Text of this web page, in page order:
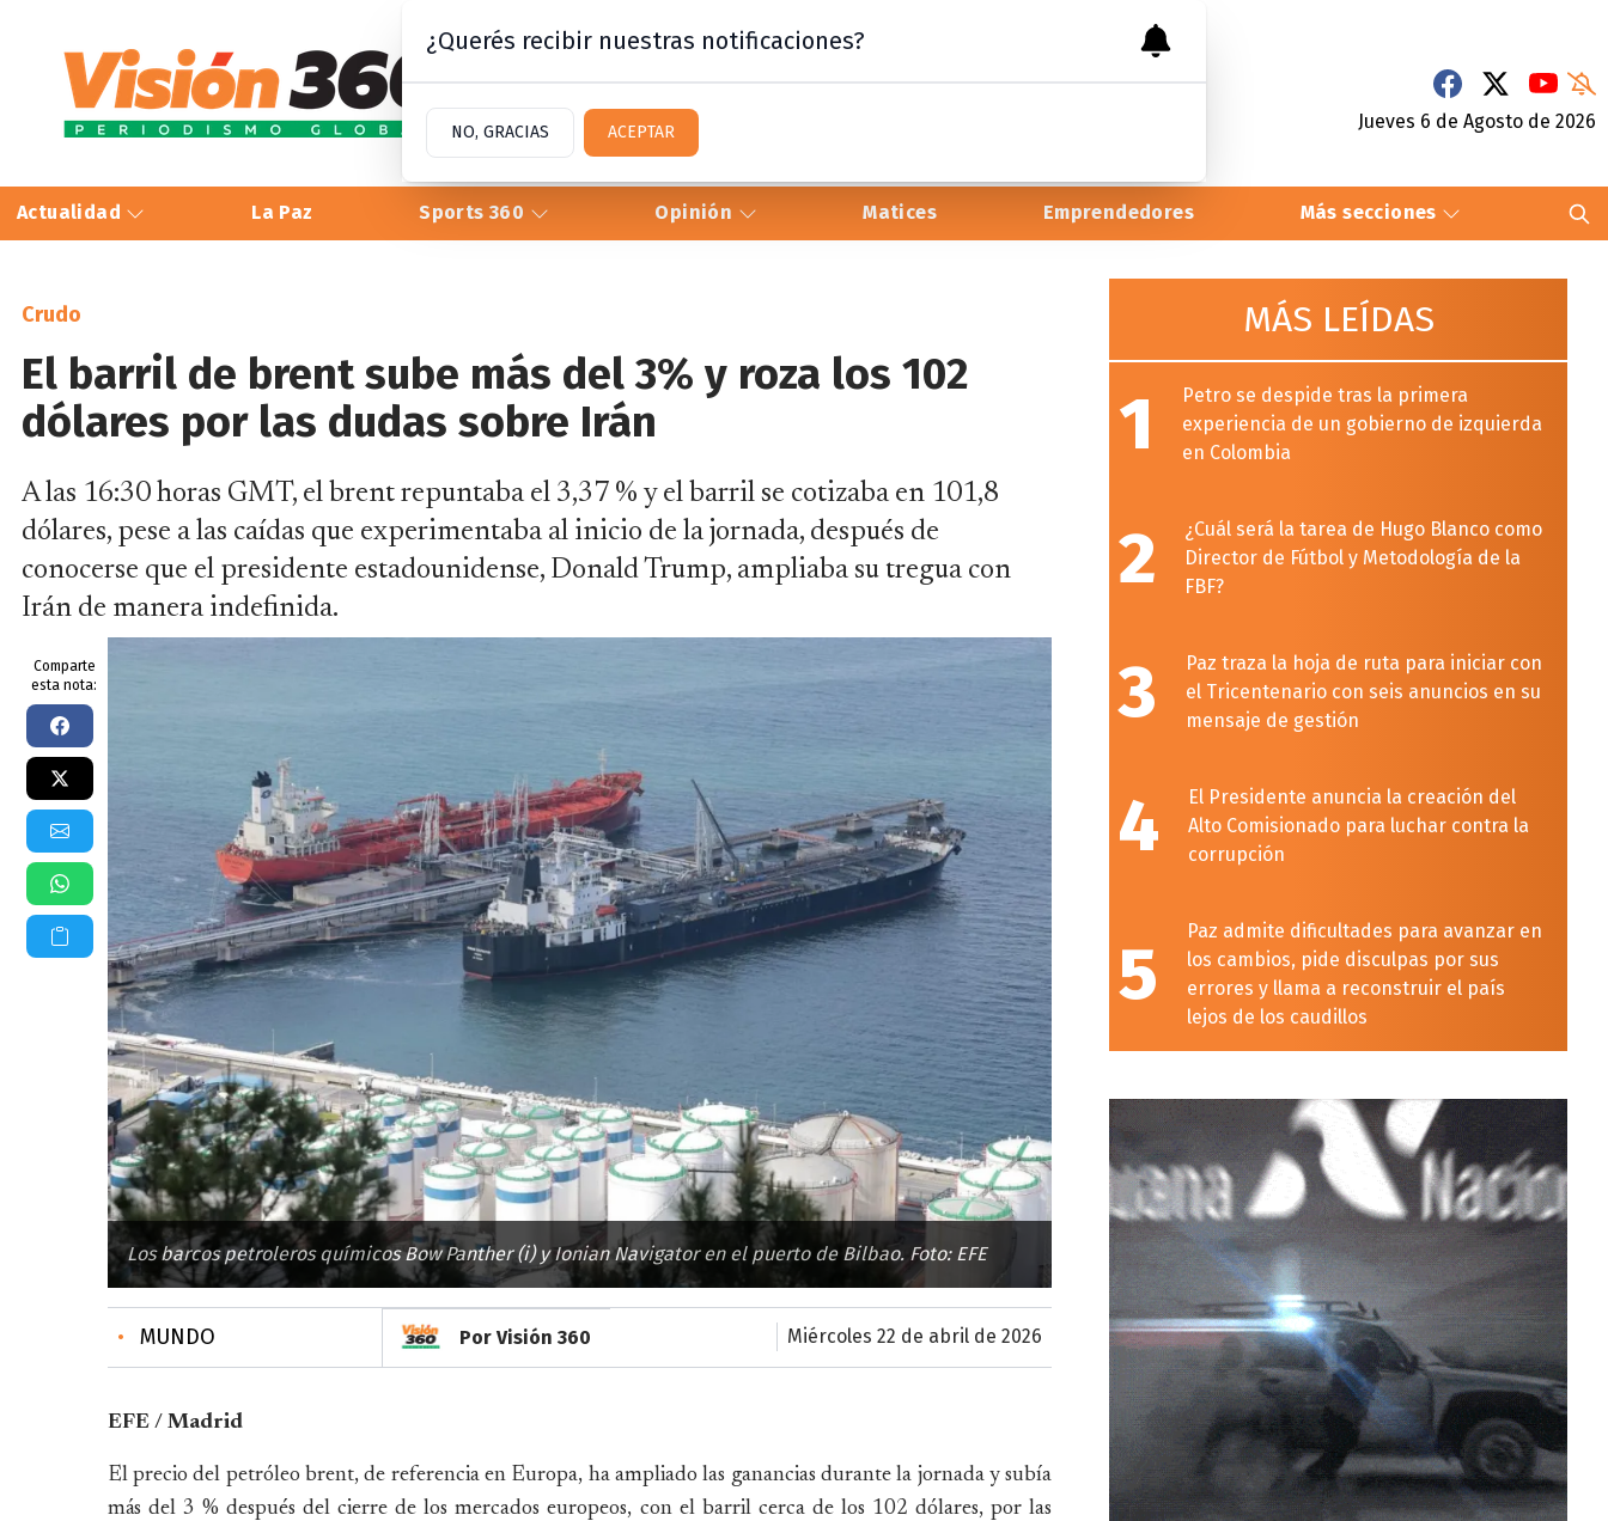
Jueves 6 de Agosto de 2026
Actualidad La Paz Sports 360 Opinión Matices Emprendedores Más secciones
Crudo
El barril de brent sube más del 3% y roza los 102
dólares por las dudas sobre Irán
A las 16:30 horas GMT, el brent repuntaba el 3,37 % y el barril se cotizaba en 101,8
dólares, pese a las caídas que experimentaba al inicio de la jornada, después de
conocerse que el presidente estadounidense, Donald Trump, ampliaba su tregua con
Irán de manera indefinida.
Comparte
esta nota:
Los barcos petroleros químicos Bow Panther (i) y Ionian Navigator en el puerto de Bilbao. Foto: EFE
• MUNDO Por Visión 360 miércoles 22 de abril de 2026
EFE / Madrid
El precio del petróleo brent, de referencia en Europa, ha ampliado las ganancias durante la jornada y subía
más del 3 % después del cierre de los mercados europeos, con el barril cerca de los 102 dólares, por las
MÁS LEÍDAS
1
Petro se despide tras la primera
experiencia de un gobierno de izquierda
en Colombia
2
¿Cuál será la tarea de Hugo Blanco como
Director de Fútbol y Metodología de la
FBF?
3
Paz traza la hoja de ruta para iniciar con
el Tricentenario con seis anuncios en su
mensaje de gestión
4
El Presidente anuncia la creación del
Alto Comisionado para luchar contra la
corrupción
5
Paz admite dificultades para avanzar en
los cambios, pide disculpas por sus
errores y llama a reconstruir el país
lejos de los caudillos
¿Querés recibir nuestras notificaciones?
NO, GRACIAS ACEPTAR